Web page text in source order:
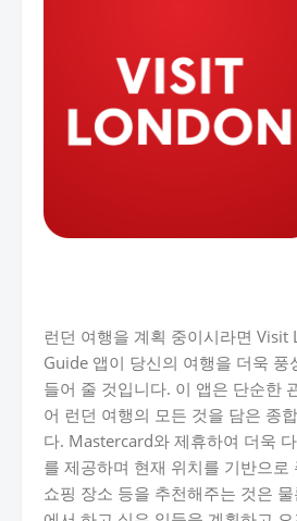
런던 여행을 계획 중이시라면
Guide 앱이 당신의 여행을 더욱 풍
들어 줄 것입니다. 이 앱은 단순한
어 런던 여행의 모든 것을 담은 종
다. Mastercard와 제휴하여 더욱
를 제공하며 현재 위치를 기반으로
쇼핑 장소 등을 추천해주는 것은